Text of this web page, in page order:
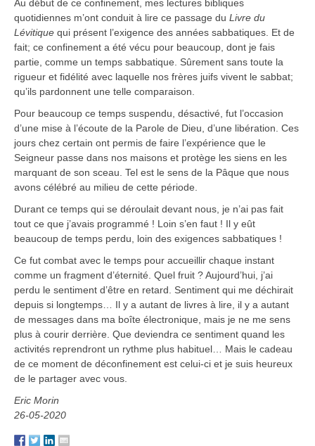
Au début de ce confinement, mes lectures bibliques
quotidiennes m’ont conduit à lire ce passage du Livre du
Lévitique qui présent l’exigence des années sabbatiques. Et de
fait; ce confinement a été vécu pour beaucoup, dont je fais
partie, comme un temps sabbatique. Sûrement sans toute la
rigueur et fidélité avec laquelle nos frères juifs vivent le sabbat;
qu’ils pardonnent une telle comparaison.
Pour beaucoup ce temps suspendu, désactivé, fut l’occasion
d’une mise à l’écoute de la Parole de Dieu, d’une libération. Ces
jours chez certain ont permis de faire l’expérience que le
Seigneur passe dans nos maisons et protège les siens en les
marquant de son sceau. Tel est le sens de la Pâque que nous
avons célébré au milieu de cette période.
Durant ce temps qui se déroulait devant nous, je n’ai pas fait
tout ce que j’avais programmé ! Loin s’en faut ! Il y eût
beaucoup de temps perdu, loin des exigences sabbatiques !
Ce fut combat avec le temps pour accueillir chaque instant
comme un fragment d’éternité. Quel fruit ? Aujourd’hui, j’ai
perdu le sentiment d’être en retard. Sentiment qui me déchirait
depuis si longtemps… Il y a autant de livres à lire, il y a autant
de messages dans ma boîte électronique, mais je ne me sens
plus à courir derrière. Que deviendra ce sentiment quand les
activités reprendront un rythme plus habituel… Mais le cadeau
de ce moment de déconfinement est celui-ci et je suis heureux
de le partager avec vous.
Eric Morin
26-05-2020